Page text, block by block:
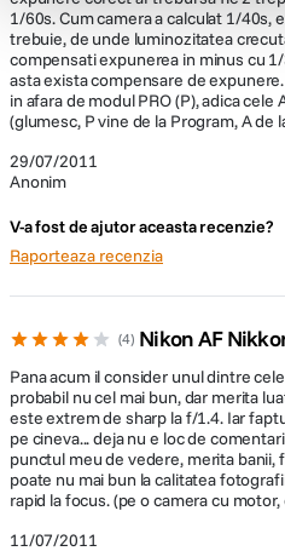
29/07/2011
Anonim
1/60s. Cum camera a calculat 1/40s,
trebuie, de unde luminozitatea
compensati expunerea in minus cu
asta exista compensare de
in afara de modul PRO (P), adica cele
(glumesc, P vine de la Program, A de
V-a fost de ajutor aceasta recenzie?
Raporteaza recenzia
4 Nikon AF
11/07/2011
Pana acum il consider unul dintre
probabil nu cel mai bun, dar merita
este extrem de sharp la f/1.4. Iar
pe cineva... deja nu e loc de
punctul meu de vedere, merita banii,
poate nu mai bun la calitatea
rapid la focus. (pe o camera cu